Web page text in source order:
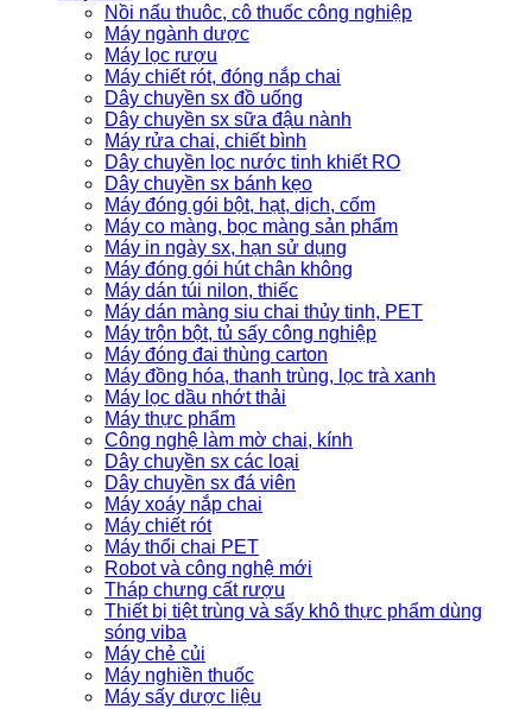
Nồi nấu thuôc, cô thuốc công nghiệp
Máy ngành dược
Máy lọc rượu
Máy chiết rót, đóng nắp chai
Dây chuyền sx đồ uống
Dây chuyền sx sữa đậu nành
Máy rửa chai, chiết bình
Dây chuyền lọc nước tinh khiết RO
Dây chuyền sx bánh kẹo
Máy đóng gói bột, hạt, dịch, cốm
Máy co màng, bọc màng sản phẩm
Máy in ngày sx, hạn sử dụng
Máy đóng gói hút chân không
Máy dán túi nilon, thiếc
Máy dán màng siu chai thủy tinh, PET
Máy trộn bột, tủ sấy công nghiệp
Máy đóng đai thùng carton
Máy đồng hóa, thanh trùng, lọc trà xanh
Máy lọc dầu nhớt thải
Máy thực phẩm
Công nghệ làm mờ chai, kính
Dây chuyền sx các loại
Dây chuyền sx đá viên
Máy xoáy nắp chai
Máy chiết rót
Máy thổi chai PET
Robot và công nghệ mới
Tháp chưng cất rượu
Thiết bị tiệt trùng và sấy khô thực phẩm dùng
sóng viba
Máy chẻ củi
Máy nghiền thuốc
Máy sấy dược liệu